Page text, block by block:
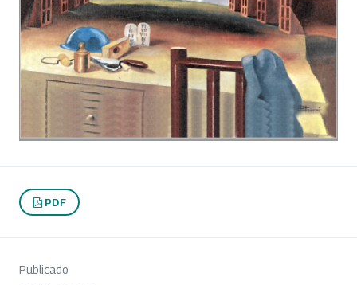
PDF
Publicado